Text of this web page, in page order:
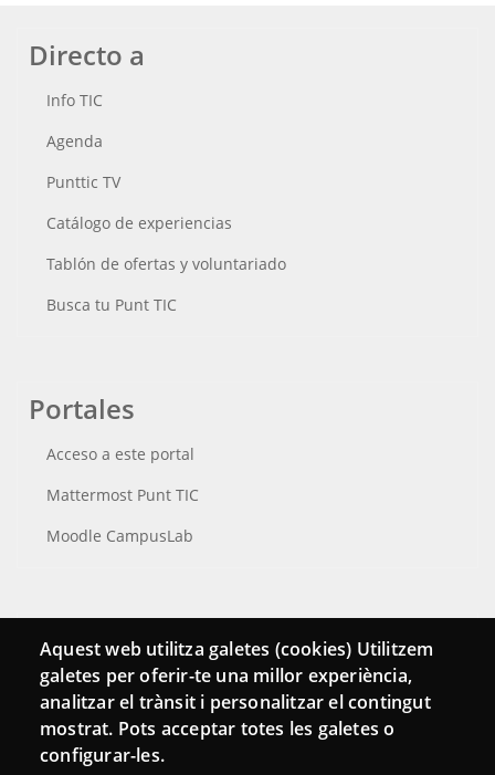
Directo a
Info TIC
Agenda
Punttic TV
Catálogo de experiencias
Tablón de ofertas y voluntariado
Busca tu Punt TIC
Portales
Acceso a este portal
Mattermost Punt TIC
Moodle CampusLab
Conecta
Contacto
Hemeroteca
Aquest web utilitza galetes (cookies) Utilitzem
galetes per oferir-te una millor experiència,
analitzar el trànsit i personalitzar el contingut
mostrat. Pots acceptar totes les galetes o
configurar-les.